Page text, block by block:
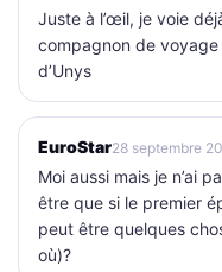
Juste à l’œil, je voie
compagnon de voyage
d’Unys
EuroStar28 septembre
Moi aussi mais je n’ai
être que si le premier
peut être quelques
où)?